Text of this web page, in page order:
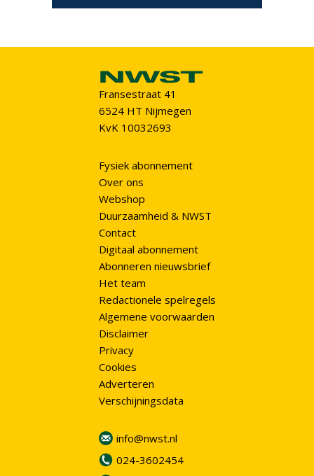
Fransestraat 41
6524 HT Nijmegen
KvK 10032693
Fysiek abonnement
Over ons
Webshop
Duurzaamheid & NWST
Contact
Digitaal abonnement
Abonneren nieuwsbrief
Het team
Redactionele spelregels
Algemene voorwaarden
Disclaimer
Privacy
Cookies
Adverteren
Verschijningsdata
info@nwst.nl
024-3602454